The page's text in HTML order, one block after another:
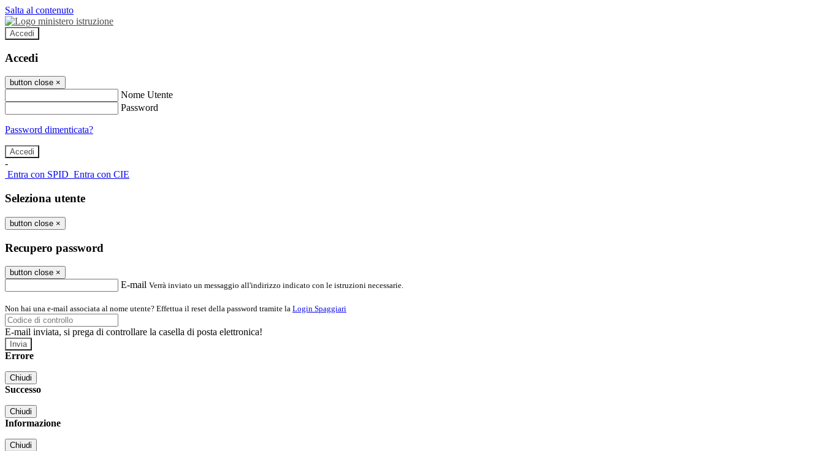
Salta al contenuto
Accedi
Accedi
button close ×
Nome Utente
Password
Password dimenticata?
-
Entra con SPID Entra con CIE
Seleziona utente
button close ×
Recupero password
button close ×
E-mail Verrà inviato un messaggio all'indirizzo indicato con le istruzioni necessarie.
Non hai una e-mail associata al nome utente? Effettua il reset della password tramite la Login Spaggiari
E-mail inviata, si prega di controllare la casella di posta elettronica!
Errore
Chiudi
Successo
Chiudi
Informazione
Chiudi